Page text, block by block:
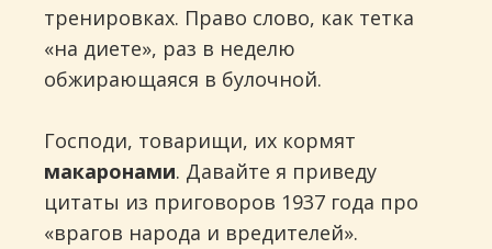
тренировках. Право слово, как тетка
«на диете», раз в неделю
обжирающаяся в булочной.
Господи, товарищи, их кормят
макаронами. Давайте я приведу
цитаты из приговоров 1937 года про
«врагов народа и вредителей».